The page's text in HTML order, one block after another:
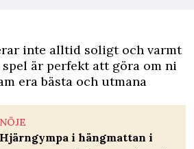
inte alltid soligt och varmt
är perfekt att göra om ni
era bästa och utmana
NÖJE
Hjärngympa i hängmattan i